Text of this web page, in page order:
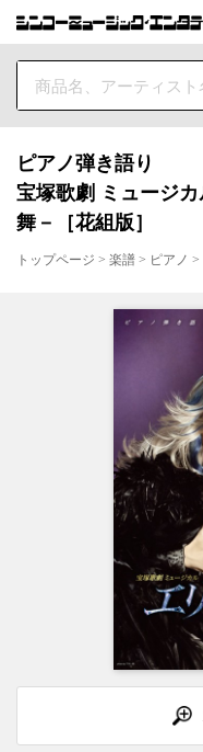
ピアノ弾き語り
宝塚歌劇 ミュージ
舞－［花組版］
トップページ > 楽譜 > ピアノ >